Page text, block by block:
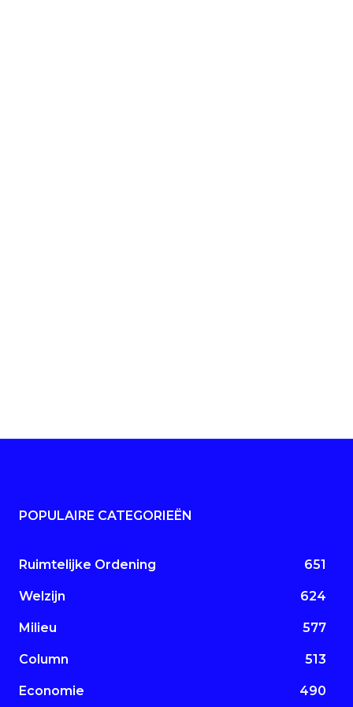
POPULAIRE CATEGORIEËN
Ruimtelijke Ordening 651
Welzijn 624
Milieu 577
Column 513
Economie 490